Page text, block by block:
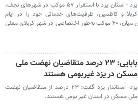
یزد - استان یزد با استقرار ۵۷ موکب در شهرهای نجف،
کربلا و کاظمین، ظرفیت‌های خدماتی خود را در ایام
اربعین به اوج رساند؛ از این میان، ۴۰ موکب به‌طور اختصاصی در شهر کربلای معلی
بابایی: ۲۳ درصد متقاضیان نهضت ملی
مسکن در یزد غیربومی هستند
یزد- استاندار یزد گفت: ۲۳ درصد از متقاضیان نهضت
ملی مسکن در استان غیر بومی هستند.